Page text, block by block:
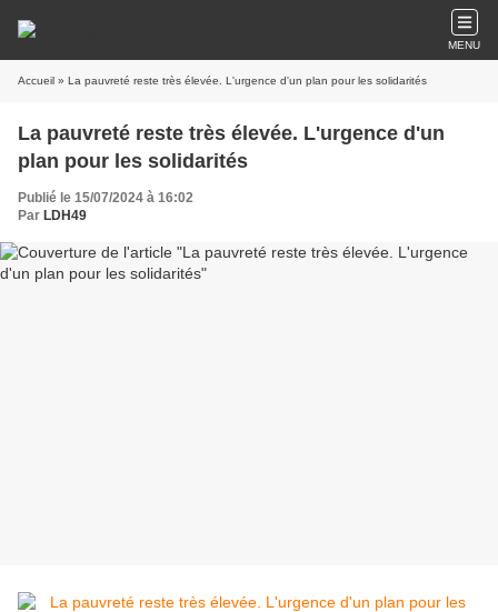
MENU
Accueil » La pauvreté reste très élevée. L'urgence d'un plan pour les solidarités
La pauvreté reste très élevée. L'urgence d'un
plan pour les solidarités
Publié le 15/07/2024 à 16:02
Par LDH49